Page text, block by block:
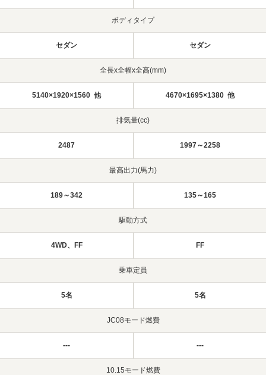
ボディタイプ
セダン セダン
全長x全幅x全高(mm)
5140×1920×1560 他 4670×1695×1380 他
排気量(cc)
2487 1997～2258
最高出力(馬力)
189～342 135～165
駆動方式
4WD、FF FF
乗車定員
5名 5名
JC08モード燃費
--- ---
10.15モード燃費